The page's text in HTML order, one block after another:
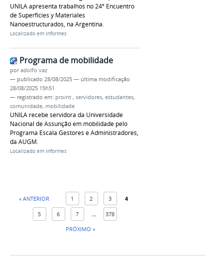
UNILA apresenta trabalhos no 24º Encuentro
de Superficies y Materiales
Nanoestructurados, na Argentina.
Localizado em Informes
Programa de mobilidade
poradolfo.vaz
— publicado 28/08/2025 — última modificação
28/08/2025 15h51
— registrado em: proint , servidores, estudantes,
comunidade, mobilidade
UNILA recebe servidora da Universidade
Nacional de Assunção em mobilidade pelo
Programa Escala Gestores e Administradores,
da AUGM.
Localizado em Informes
« ANTERIOR 1 2 3 4
5 6 7
378
PRÓXIMO »